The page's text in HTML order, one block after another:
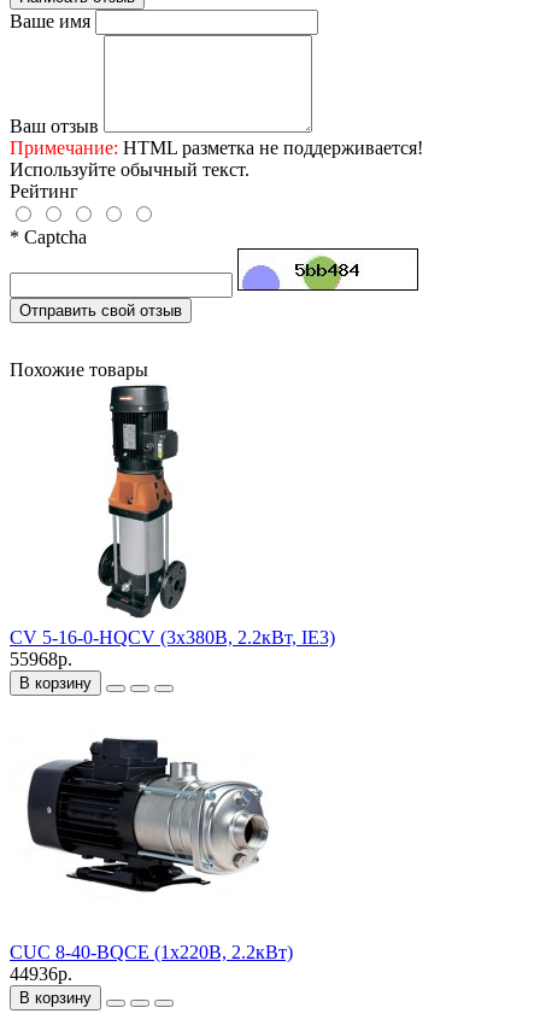
Ваше имя
Ваш отзыв
Примечание: HTML разметка не поддерживается!
Используйте обычный текст.
Рейтинг
* Captcha
Отправить свой отзыв
Похожие товары
CV 5-16-0-HQCV (3х380В, 2.2кВт, IE3)
55968р.
В корзину
CUC 8-40-BQCE (1х220В, 2.2кВт)
44936р.
В корзину